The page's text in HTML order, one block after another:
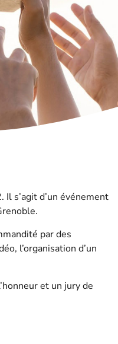
s’agit d’un événement
par des
l’organisation d’un
et un jury de